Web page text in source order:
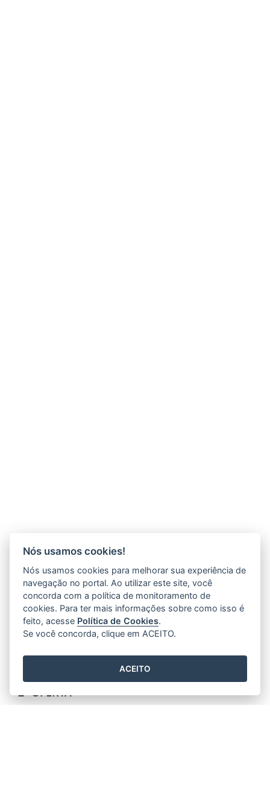
QUALIFICAR ES PRESENCIAL TURISMO 2024 -
2ª OFERTA
13/05/2024 15H04- ATUALIZADO EM29/05/2024 09H19
Nós usamos cookies!
Nós usamos cookies para melhorar sua experiência de
navegação no portal. Ao utilizar este site, você
concorda com a política de monitoramento de
cookies. Para ter mais informações sobre como isso é
feito, acesse Política de Cookies.
Se você concorda, clique em ACEITO.
ACEITO